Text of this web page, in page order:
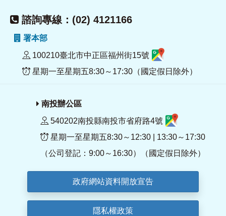
諮詢專線：(02) 4121166
署本部
100210臺北市中正區福州街15號
星期一至星期五8:30～17:30（國定假日除外）
南投辦公區
540202南投縣南投市省府路4號
星期一至星期五8:30～12:30 | 13:30～17:30
（公司登記：9:00～16:30）（國定假日除外）
政府網站資料開放宣告
隱私權政策